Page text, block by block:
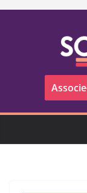
Pular